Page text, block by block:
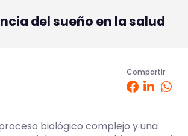
del sueño en la salud
Compartir
biológico complejo y una